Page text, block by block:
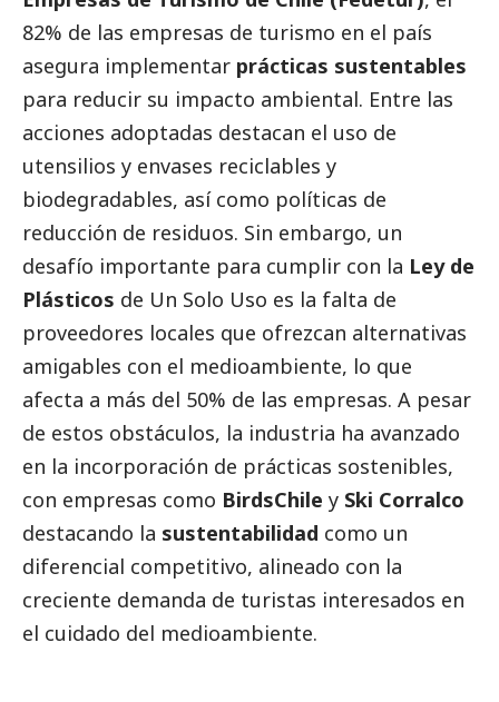
82% de las empresas de turismo en el país
asegura implementar prácticas sustentables
para reducir su impacto ambiental. Entre las
acciones adoptadas destacan el uso de
utensilios y envases reciclables y
biodegradables, así como políticas de
reducción de residuos. Sin embargo, un
desafío importante para cumplir con la Ley de
Plásticos de Un Solo Uso es la falta de
proveedores locales que ofrezcan alternativas
amigables con el medioambiente, lo que
afecta a más del 50% de las empresas. A pesar
de estos obstáculos, la industria ha avanzado
en la incorporación de prácticas sostenibles,
con empresas como BirdsChile y Ski Corralco
destacando la sustentabilidad como un
diferencial competitivo, alineado con la
creciente demanda de turistas interesados en
el cuidado del medioambiente.